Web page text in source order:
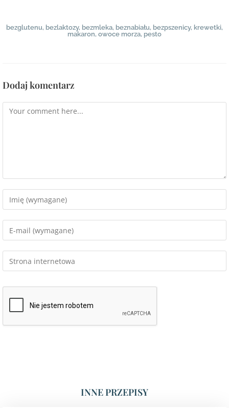
bezglutenu, bezlaktozy, bezmleka, beznabiału, bezpszenicy, krewetki,
makaron, owoce morza, pesto
Dodaj komentarz
INNE PRZEPISY